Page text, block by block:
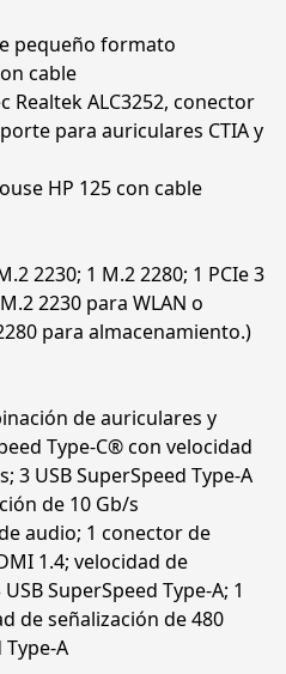
pequeño formato
cable
Realtek ALC3252, conector
para auriculares CTIA y
HP 125 con cable
2230; 1 M.2 2280; 1 PCIe 3
2230 para WLAN o
para almacenamiento.)
de auriculares y
Type-C® con velocidad
3 USB SuperSpeed Type-A
de 10 Gb/s
audio; 1 conector de
1.4; velocidad de
SuperSpeed Type-A; 1
de señalización de 480
Type-A